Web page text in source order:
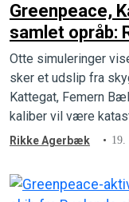
Greenpeace,
samlet opråb:
fartøjer er
danske kyster
Otte simuleringer
sker et udslip fra
Kattegat, Femern
kaliber vil være
lyder det fra
Rikke Agerbæk 19.